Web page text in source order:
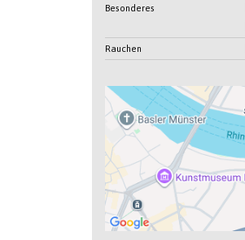
Besonderes
Rauchen